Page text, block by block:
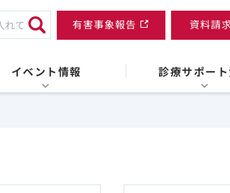
有害事象報告 資料請
イベント情報 診療サポー